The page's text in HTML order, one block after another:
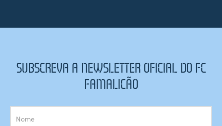
SUBSCREVA A NEWSLETTER OFICIAL DO FC
FAMALICÃO
Subscrição